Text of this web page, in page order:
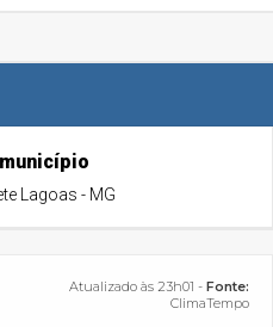
Lagoas - MG
Atualizado às 23h01 - Fonte:
ClimaTempo